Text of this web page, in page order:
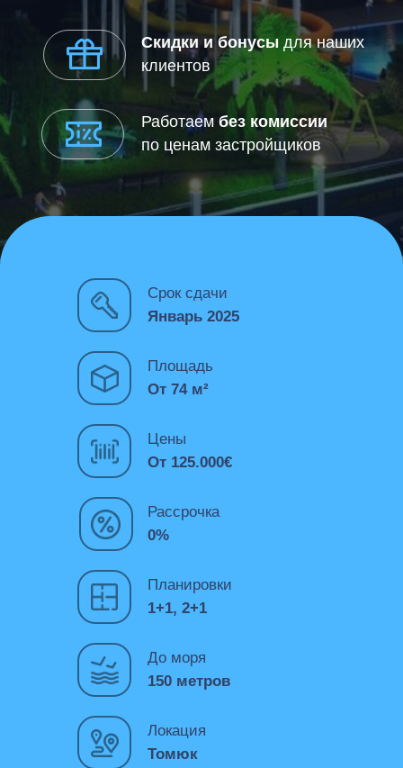
Срок сдачи
Январь 2025
Планировки
1+1, 2+1
Цены
От 125.000€
Локация
Томюк
Площадь
От 74 м²
До моря
150 метров
Рассрочка
0%